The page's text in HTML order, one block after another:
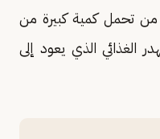
من تحمل كمية كبيرة من
الغذائي الذي يعود إلى